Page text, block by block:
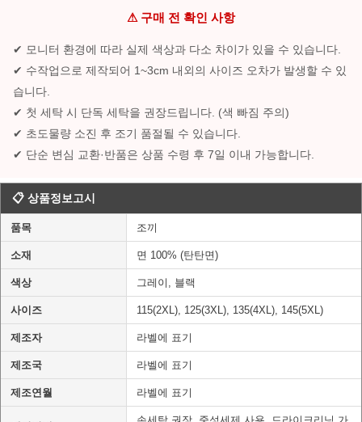
⚠ 구매 전 확인 사항
✔ 모니터 환경에 따라 실제 색상과 다소 차이가 있을 수 있습니다.
✔ 수작업으로 제작되어 1~3cm 내외의 사이즈 오차가 발생할 수 있
습니다.
✔ 첫 세탁 시 단독 세탁을 권장드립니다. (색 빠짐 주의)
✔ 초도물량 소진 후 조기 품절될 수 있습니다.
✔ 단순 변심 교환·반품은 상품 수령 후 7일 이내 가능합니다.
📋 상품정보고시
품목 조끼
소재 면 100% (탄탄면)
색상 그레이, 블랙
사이즈 115(2XL), 125(3XL), 135(4XL), 145(5XL)
제조자 라벨에 표기
제조국 라벨에 표기
제조연월 라벨에 표기